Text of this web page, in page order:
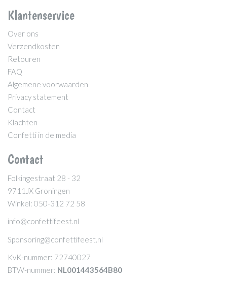
Klantenservice
Over ons
Verzendkosten
Retouren
FAQ
Algemene voorwaarden
Privacy statement
Contact
Klachten
Confetti in de media
Contact
Folkingestraat 28 - 32
9711JX Groningen
Winkel: 050-312 72 58
info@confettifeest.nl
Sponsoring@confettifeest.nl
KvK-nummer: 72740027
BTW-nummer: NL001443564B80